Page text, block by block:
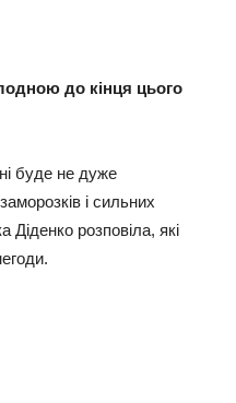
до кінця цього
буде не дуже
і сильних
Діденко розповіла, які